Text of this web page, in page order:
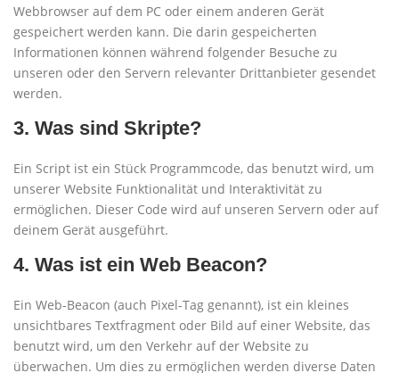
Webbrowser auf dem PC oder einem anderen Gerät
gespeichert werden kann. Die darin gespeicherten
Informationen können während folgender Besuche zu
unseren oder den Servern relevanter Drittanbieter gesendet
werden.
3. Was sind Skripte?
Ein Script ist ein Stück Programmcode, das benutzt wird, um
unserer Website Funktionalität und Interaktivität zu
ermöglichen. Dieser Code wird auf unseren Servern oder auf
deinem Gerät ausgeführt.
4. Was ist ein Web Beacon?
Ein Web-Beacon (auch Pixel-Tag genannt), ist ein kleines
unsichtbares Textfragment oder Bild auf einer Website, das
benutzt wird, um den Verkehr auf der Website zu
überwachen. Um dies zu ermöglichen werden diverse Daten